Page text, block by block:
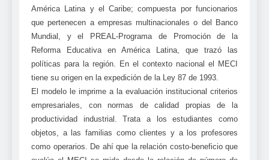
América Latina y el Caribe; compuesta por funcionarios
que pertenecen a empresas multinacionales o del Banco
Mundial, y el PREAL-Programa de Promoción de la
Reforma Educativa en América Latina, que trazó las
políticas para la región. En el contexto nacional el MECI
tiene su origen en la expedición de la Ley 87 de 1993.
El modelo le imprime a la evaluación institucional criterios
empresariales, con normas de calidad propias de la
productividad industrial. Trata a los estudiantes como
objetos, a las familias como clientes y a los profesores
como operarios. De ahí que la relación costo-beneficio que